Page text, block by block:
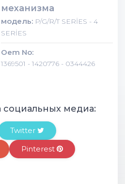
механизма
модель: P/G/R/T SERİES - 4
SERİES
Oem No:
1369501 - 1420776 - 0344426
социальных медиа:
Twitter
Pinterest